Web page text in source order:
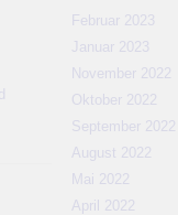
Februar 2023
Januar 2023
November 2022
Oktober 2022
September 2022
August 2022
Mai 2022
April 2022